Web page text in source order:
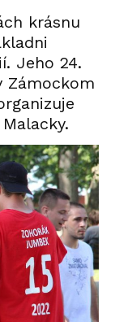
krásnu
Jeho 24.
Zámockom